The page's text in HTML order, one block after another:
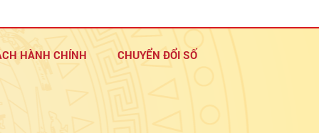
HÀNH CHÍNH
CHUYỂN ĐỔI SỐ